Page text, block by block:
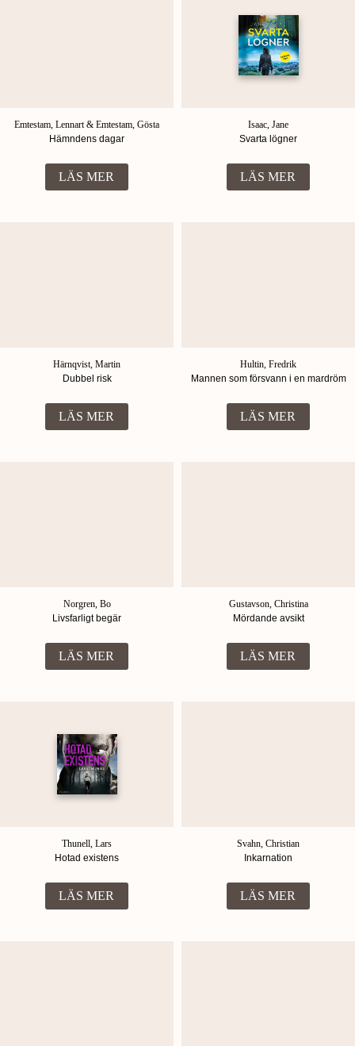
Emtestam, Lennart & Emtestam, Gösta
Hämndens dagar
LÄS MER
Isaac, Jane
Svarta lögner
LÄS MER
Härnqvist, Martin
Dubbel risk
LÄS MER
Hultin, Fredrik
Mannen som försvann i en mardröm
LÄS MER
Norgren, Bo
Livsfarligt begär
LÄS MER
Gustavson, Christina
Mördande avsikt
LÄS MER
Thunell, Lars
Hotad existens
LÄS MER
Svahn, Christian
Inkarnation
LÄS MER